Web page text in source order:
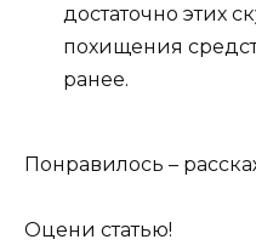
достаточно этих
похищения
ранее.
Понравилось –
Оцени статью!